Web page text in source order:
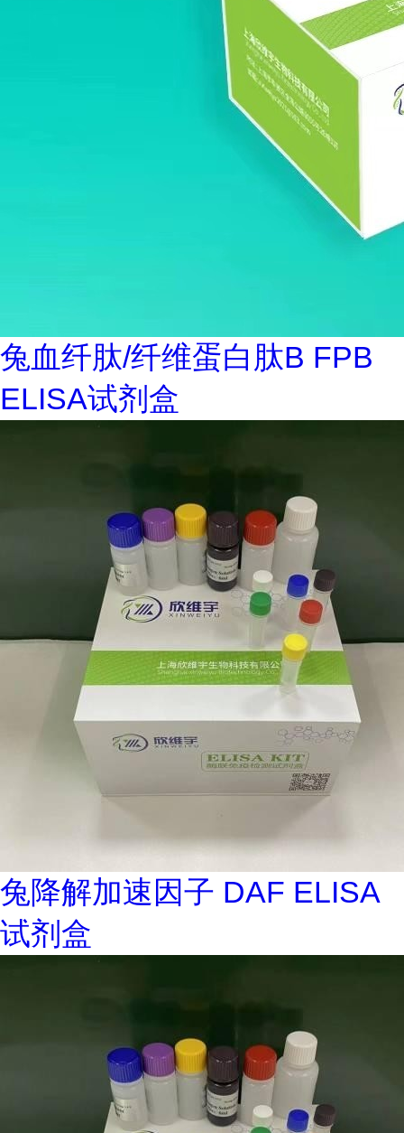
兔血纤肽/纤维蛋白肽B FPB
ELISA试剂盒
兔降解加速因子 DAF ELISA
试剂盒